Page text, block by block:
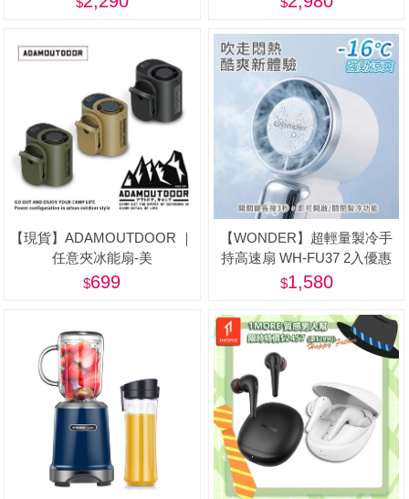
【現貨】ADAMOUTDOOR ｜
任意夾冰能扇-美
699
【WONDER】超輕量製冷手
持高速扇 WH-FU37 2入優惠
組-美
1,580